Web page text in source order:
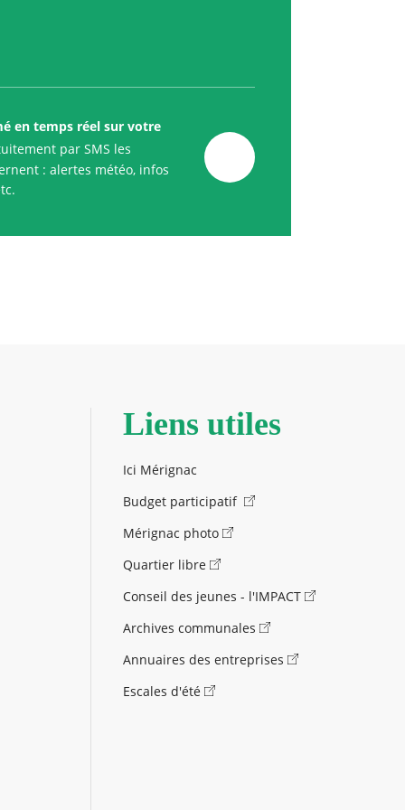
en temps réel sur votre
par SMS les
: alertes météo, infos
Liens utiles
Ici Mérignac
Budget participatif
Mérignac photo
Quartier libre
Conseil des jeunes - l'IMPACT
Archives communales
Annuaires des entreprises
Escales d'été